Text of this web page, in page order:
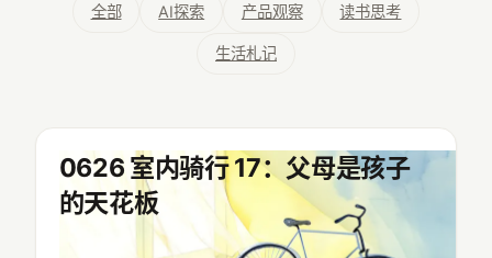
全部 AI探索 产品观察 读书思考
生活札记
0626 室内骑行 17：父母是孩子
的天花板